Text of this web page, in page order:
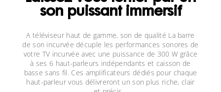
son puissant immersif
A téléviseur haut de gamme, son de qualité La barre
de son incurvée décuple les performances sonores de
votre TV incurvée avec une puissance de 300 W grâce
à ses 6 haut-parleurs indépendants et caisson de
basse sans fil. Ces amplificateurs dédiés pour chaque
haut-parleur vous délivreront un son plus riche, clair